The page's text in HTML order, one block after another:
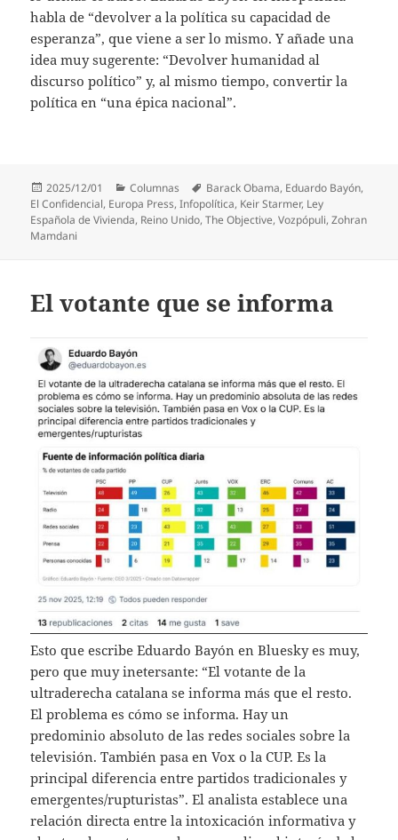
habla de “devolver a la política su capacidad de
esperanza”, que viene a ser lo mismo. Y añade una
idea muy sugerente: “Devolver humanidad al
discurso político” y, al mismo tiempo, convertir la
política en “una épica nacional”.
Publicado
el
2025/12/01 Categorías
Columnas Etiquetas
Barack Obama, Eduardo Bayón,
El Confidencial, Europa Press,Infopolítica, Keir Starmer, Ley
Española de Vivienda, Reino Unido,The Objective,Vozpópuli,Zohran
Mamdani
El votante que se informa
Esto que escribe Eduardo Bayón en Bluesky es muy,
pero que muy inetersante: “El votante de la
ultraderecha catalana se informa más que el resto.
El problema es cómo se informa. Hay un
predominio absoluto de las redes sociales sobre la
televisión. También pasa en Vox o la CUP. Es la
principal diferencia entre partidos tradicionales y
emergentes/rupturistas”. El analista establece una
relación directa entre la intoxicación informativa y